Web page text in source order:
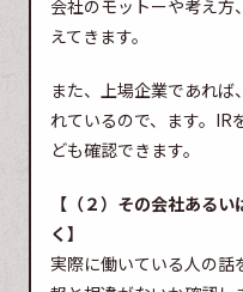
会社のモットーや考え
えてきます。
また、上場企業であれ
れているので、ます。IR
ども確認できます。
【（２）その会社ある
く】
実際に働いている人の話